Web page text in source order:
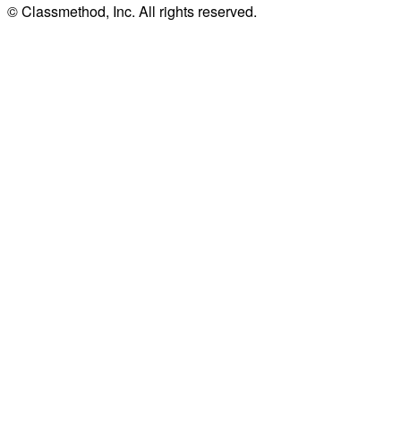
© Classmethod, Inc. All rights reserved.